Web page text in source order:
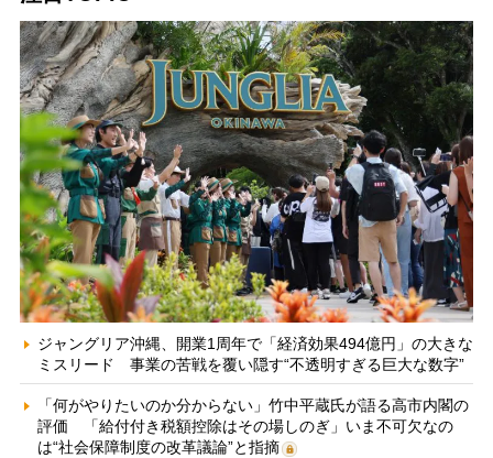
ジャングリア沖縄、開業1周年で「経済効果494億円」の大きな
ミスリード 事業の苦戦を覆い隠す“不透明すぎる巨大な数字”
「何がやりたいのか分からない」竹中平蔵氏が語る高市内閣の
評価 「給付付き税額控除はその場しのぎ」いま不可欠なの
は“社会保障制度の改革議論”と指摘